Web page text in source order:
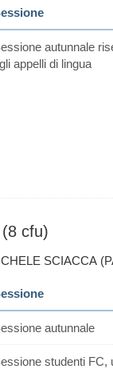
autunnale
appelli di lingua
cfu)
SCIACCA
autunnale
studenti FC,